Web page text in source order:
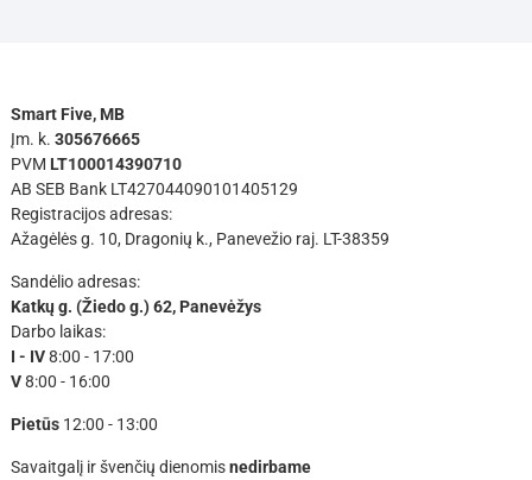
Smart Five, MB
Įm. k. 305676665
PVM LT100014390710
AB SEB Bank LT427044090101405129
Registracijos adresas:
Ažagėlės g. 10, Dragonių k., Panevežio raj. LT-38359
Sandėlio adresas:
Katkų g. (Žiedo g.) 62, Panevėžys
Darbo laikas:
I - IV8:00 - 17:00
V8:00 - 16:00
Pietūs12:00 - 13:00
Savaitgalį ir švenčių dienomisnedirbame